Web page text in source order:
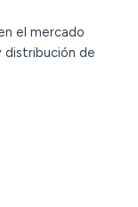
el mercado
distribución de